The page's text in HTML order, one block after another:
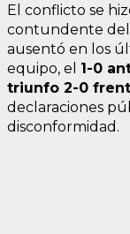
El conflicto se
contundente
ausentó en los
equipo, el 1-0
triunfo 2-0
declaraciones
disconformidad.